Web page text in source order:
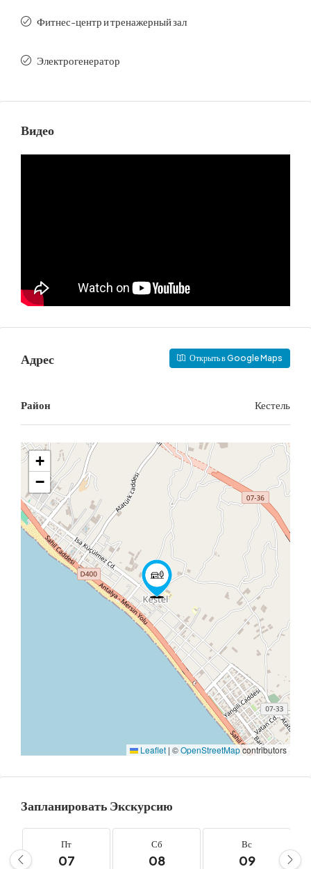
Фитнес-центр и тренажерный зал
Электрогенератор
Видео
Адрес Открыть в Google Maps
Район Кестель
+
−
Leaflet | ©OpenStreetMapcontributors
Запланировать Экскурсию
Пт
07
Сб
08
Вс
09